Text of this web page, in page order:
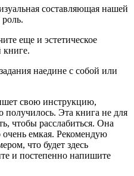
составляющая нашей
еще и эстетическое
книге.
наедине с собой или
свою инструкцию,
получилось. Эта книга не для
чтобы расслабиться. Она
емкая. Рекомендую
что будет здесь
и постепенно напишите